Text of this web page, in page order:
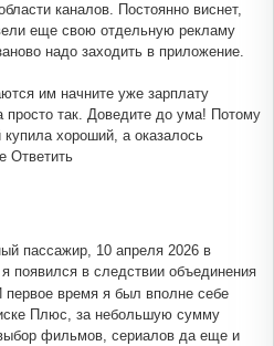
каналов. Постоянно виснет,
еще свою отдельную рекламу
надо заходить в приложение.
им начните уже зарплату
просто так. Доведите до ума! Потому
хороший, а оказалось
Ответить
пассажир, 10 апреля 2026 в
появился в следствии объединения
время я был вполне себе
Плюс, за небольшую сумму
фильмов, сериалов да еще и